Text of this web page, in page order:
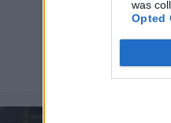
was
Opted